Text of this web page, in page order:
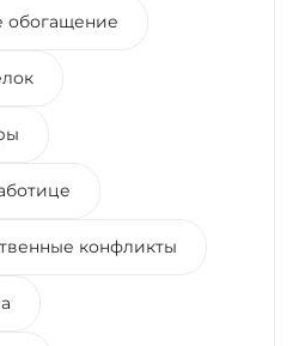
обогащение
конфликты